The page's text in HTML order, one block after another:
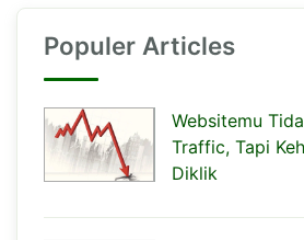
Populer Articles
Websitemu
Traffic, Tapi
Diklik